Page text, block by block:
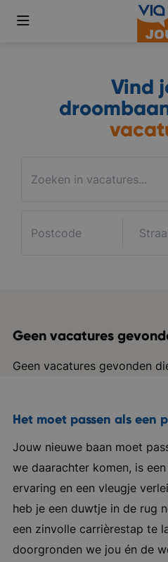
Vind
Geen vacatures
Geen vacatures gevonden
Het moet passen als een
Jouw nieuwe baan moet
we daarachter komen, is
ervaring en een vleugje
heb je een duwtje in de rug
een zinvolle carrièrestap te
doorgronden we jou én de